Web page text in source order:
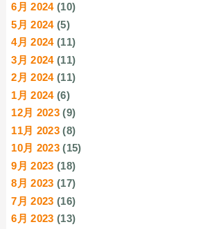
6月 2024(10)
5月 2024(5)
4月 2024(11)
3月 2024(11)
2月 2024(11)
1月 2024(6)
12月 2023 (9)
11月 2023 (8)
10月 2023 (15)
9月 2023 (18)
8月 2023 (17)
7月 2023 (16)
6月 2023 (13)